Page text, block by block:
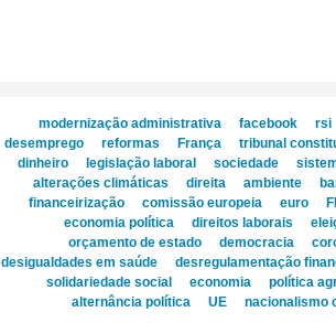
modernização administrativa facebook rsi
desemprego
reformas França tribunal
dinheiro
legislação laboral sociedade
alterações climáticas
direita ambiente
financeirização
comissão europeia euro
economia política
direitos laborais
orçamento de estado
democracia
desigualdades em saúde
desregulamentação
solidariedade social
economia política
alternância política
UE nacionalismo